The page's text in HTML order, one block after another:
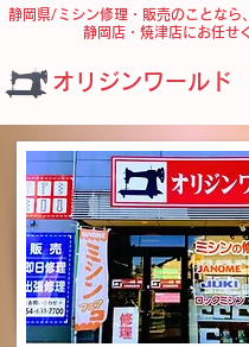
オリジンワールド
静岡県/ミシン修理・販売のことなら
静岡店・焼津店にお任せ